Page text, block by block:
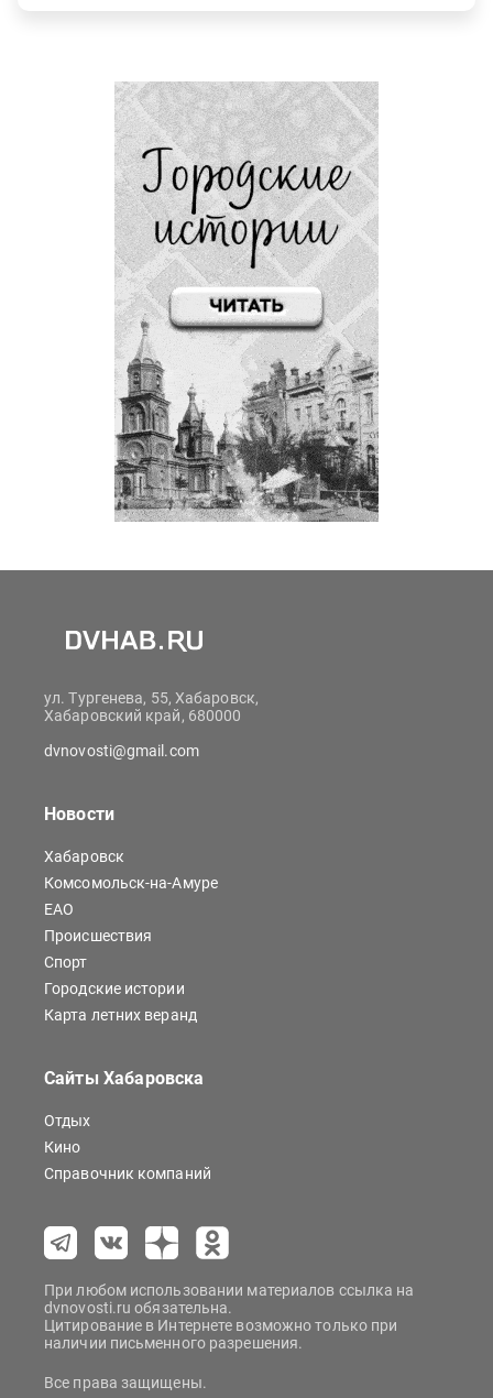
ул. Тургенева, 55, Хабаровск,
Хабаровский край, 680000
dvnovosti@gmail.com
Новости
Хабаровск
Комсомольск-на-Амуре
ЕАО
Происшествия
Спорт
Городские истории
Карта летних веранд
Сайты Хабаровска
Отдых
Кино
Справочник компаний
При любом использовании материалов ссылка на
dvnovosti.ru обязательна.
Цитирование в Интернете возможно только при
наличии письменного разрешения.
Все права защищены.